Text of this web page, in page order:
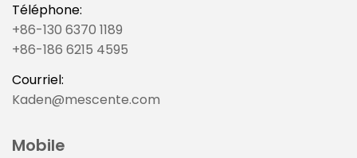
Téléphone:
+86-130 6370 1189
+86-186 6215 4595
Courriel:
Kaden@mescente.com
Mobile